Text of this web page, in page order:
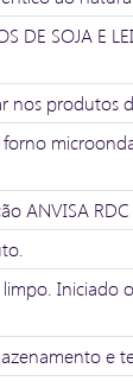
DE SOJA E
nos produtos
ANVISA
limpo.
e